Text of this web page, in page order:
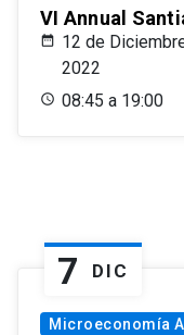
VI Annual
12 de
2022
08:45 a 19:00
7 DIC
Microeconomía